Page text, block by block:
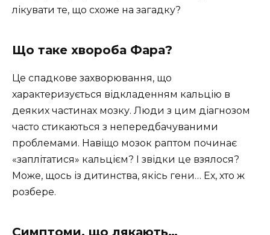
лікувати те, що схоже на загадку?
Що таке хвороба Фара?
Це спадкове захворювання, що
характеризується відкладенням кальцію в
деяких частинах мозку. Люди з цим діагнозом
часто стикаються з непередбачуваними
проблемами. Навіщо мозок раптом починає
«заплітатися» кальцієм? І звідки це взялося?
Може, щось із дитинства, якісь гени… Ех, хто ж
розбере.
Симптоми, що лякають…